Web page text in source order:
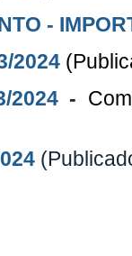
-
2024
2024 -